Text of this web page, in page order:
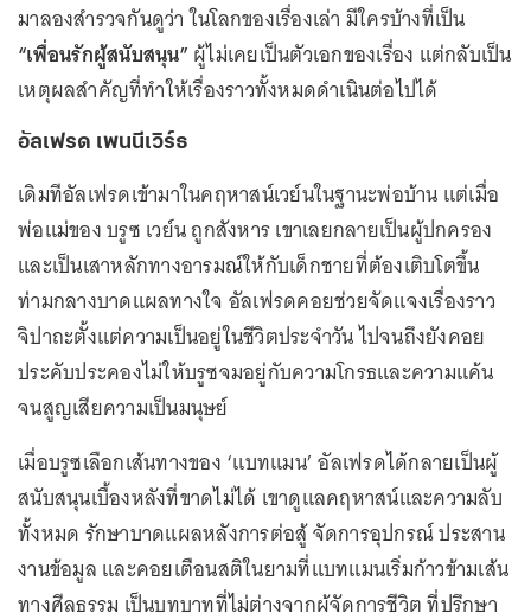
มาลองสำรวจกันดูว่า ในโลกของเรื่องเล่า มีใครบ้างที่เป็น
“เพื่อนรักผู้สนับสนุน” ผู้ไม่เคยเป็นตัวเอกของเรื่อง แต่กลับเป็น
เหตุผลสำคัญที่ทำให้เรื่องราวทั้งหมดดำเนินต่อไปได้
อัลเฟรด เพนนีเวิร์ธ
เดิมทีอัลเฟรดเข้ามาในคฤหาสน์เวย์นในฐานะพ่อบ้าน แต่เมื่อ
พ่อแม่ของ บรูซ เวย์น ถูกสังหาร เขาเลยกลายเป็นผู้ปกครอง
และเป็นเสาหลักทางอารมณ์ให้กับเด็กชายที่ต้องเติบโตขึ้น
ท่ามกลางบาดแผลทางใจ อัลเฟรดคอยช่วยจัดแจงเรื่องราว
จิปาถะตั้งแต่ความเป็นอยู่ในชีวิตประจำวัน ไปจนถึงยังคอย
ประคับประคองไม่ให้บรูซจมอยู่กับความโกรธและความแค้น
จนสูญเสียความเป็นมนุษย์
เมื่อบรูซเลือกเส้นทางของ ‘แบทแมน’ อัลเฟรดได้กลายเป็นผู้
สนับสนุนเบื้องหลังที่ขาดไม่ได้ เขาดูแลคฤหาสน์และความลับ
ทั้งหมด รักษาบาดแผลหลังการต่อสู้ จัดการอุปกรณ์ ประสาน
งานข้อมูล และคอยเตือนสติในยามที่แบทแมนเริ่มก้าวข้ามเส้น
ทางศีลธรรม เป็นบทบาทที่ไม่ต่างจากผู้จัดการชีวิต ที่ปรึกษา